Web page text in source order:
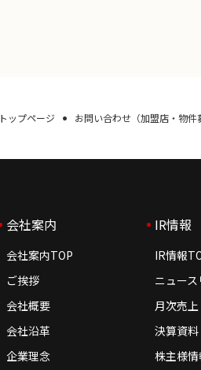
■当サイトにおける個人情報の種類
お問合せやお客様へのサービス
■個人（顧客）情報の利用目的
トップページ お問い合わせ（加盟店・物件
会社案内
会社案内TOP
ご挨拶
会社概要
会社沿革
企業理念
IR情報
IR情報
ニュー
月次売上
決算資料
株主様情